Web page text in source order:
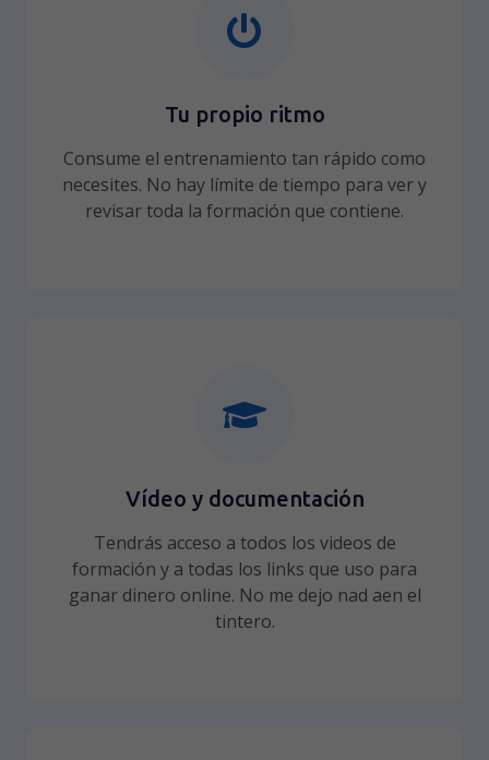
Tu propio ritmo
Consume el entrenamiento tan rápido como
necesites. No hay límite de tiempo para ver y
revisar toda la formación que contiene.
Vídeo y documentación
Tendrás acceso a todos los videos de
formación y a todas los links que uso para
ganar dinero online. No me dejo nad aen el
tintero.